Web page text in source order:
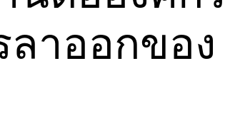
ลาออกของ